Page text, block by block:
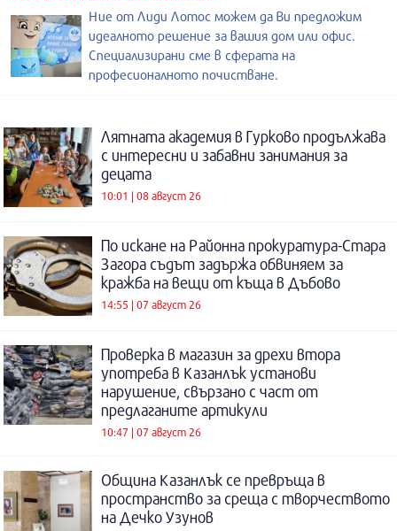
Ние от Лиди Лотос можем да Ви предложим
идеалното решение за вашия дом или офис.
Специализирани сме в сферата на
професионалното почистване.
Лятната академия в Гурково продължава
с интересни и забавни занимания за
децата
10:01 | 08 август 26
По искане на Районна прокуратура-Стара
Загора съдът задържа обвиняем за
кражба на вещи от къща в Дъбово
14:55 | 07 август 26
Проверка в магазин за дрехи втора
употреба в Казанлък установи
нарушение, свързано с част от
предлаганите артикули
10:47 | 07 август 26
Община Казанлък се превръща в
пространство за среща с творчеството
на Дечко Узунов